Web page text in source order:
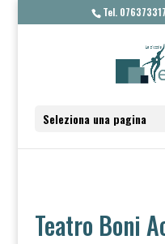
Tel.
Seleziona una pagina
Teatro Boni